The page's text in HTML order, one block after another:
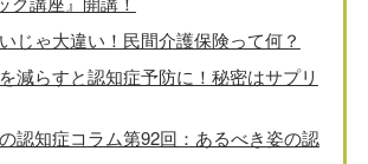
じゃ大違い！民間介護保険って何？
減らすと認知症予防に！秘密はサプリ
認知症コラム第92回：あるべき姿の認